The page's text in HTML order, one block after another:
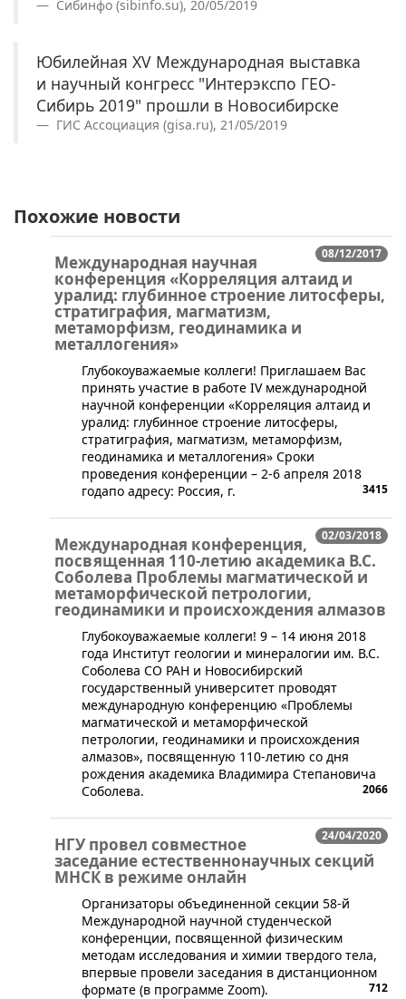
Сибинфо (sibinfo.su), 20/05/2019
Юбилейная XV Международная выставка
и научный конгресс "Интерэкспо ГEO-
Сибирь 2019" прошли в Новосибирске
ГИС Ассоциация (gisa.ru), 21/05/2019
Похожие новости
08/12/2017
Международная научная
конференция «Корреляция алтаид и
уралид: глубинное строение литосферы,
стратиграфия, магматизм,
метаморфизм, геодинамика и
металлогения»
​​​Глубокоуважаемые коллеги! Приглашаем Вас
принять участие в работе IV международной
научной конференции «Корреляция алтаид и
уралид: глубинное строение литосферы,
стратиграфия, магматизм, метаморфизм,
геодинамика и металлогения» Сроки
проведения конференции – 2-6 апреля 2018
годапо адресу: Россия, г.
3415
02/03/2018
Международная конференция,
посвященная 110-летию академика В.С.
Соболева Проблемы магматической и
метаморфической петрологии,
геодинамики и происхождения алмазов
​Глубокоуважаемые коллеги! 9 – 14 июня 2018
года Институт геологии и минералогии им. В.С.
Соболева СО РАН и Новосибирский
государственный университет проводят
международную конференцию «Проблемы
магматической и метаморфической
петрологии, геодинамики и происхождения
алмазов», посвященную 110-летию со дня
рождения академика Владимира Степановича
Соболева.
2066
24/04/2020
НГУ провел совместное
заседание естественнонаучных секций
МНСК в режиме онлайн
​​Организаторы объединенной секции 58-й
Международной научной студенческой
конференции, посвященной физическим
методам исследования и химии твердого тела,
впервые провели заседания в дистанционном
формате (в программе Zoom).
712